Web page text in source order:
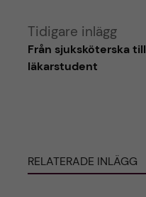
a
n
e
t
r
i
e
t
Tidigare inlägg
Från sjuksköterska till
läkarstudent
RELATERADE INLÄGG